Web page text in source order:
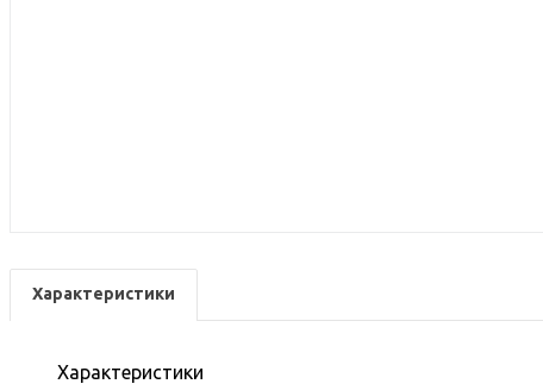
Характеристики
Характеристики